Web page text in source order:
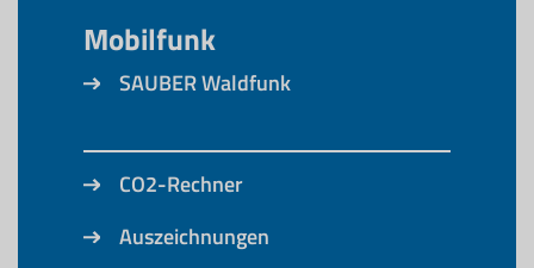
Mobilfunk
SAUBER Waldfunk
CO2-Rechner
Auszeichnungen